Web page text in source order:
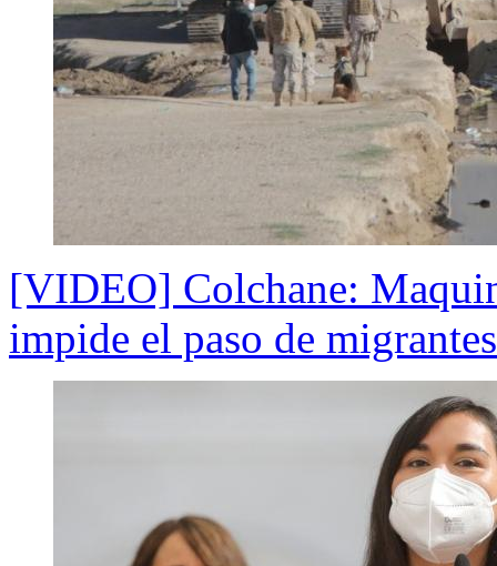
[VIDEO] Colchane:
impide el paso de migrantes